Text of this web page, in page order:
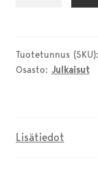
Tuotetunnus (SKU):
Osasto: Julkaisut
Lisätiedot